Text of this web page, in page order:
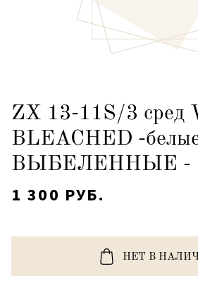
ZX 13-11S/3 сред
BLEACHED -
ВЫБЕЛЕННЫЕ -
1 300 РУБ.
НЕТ В